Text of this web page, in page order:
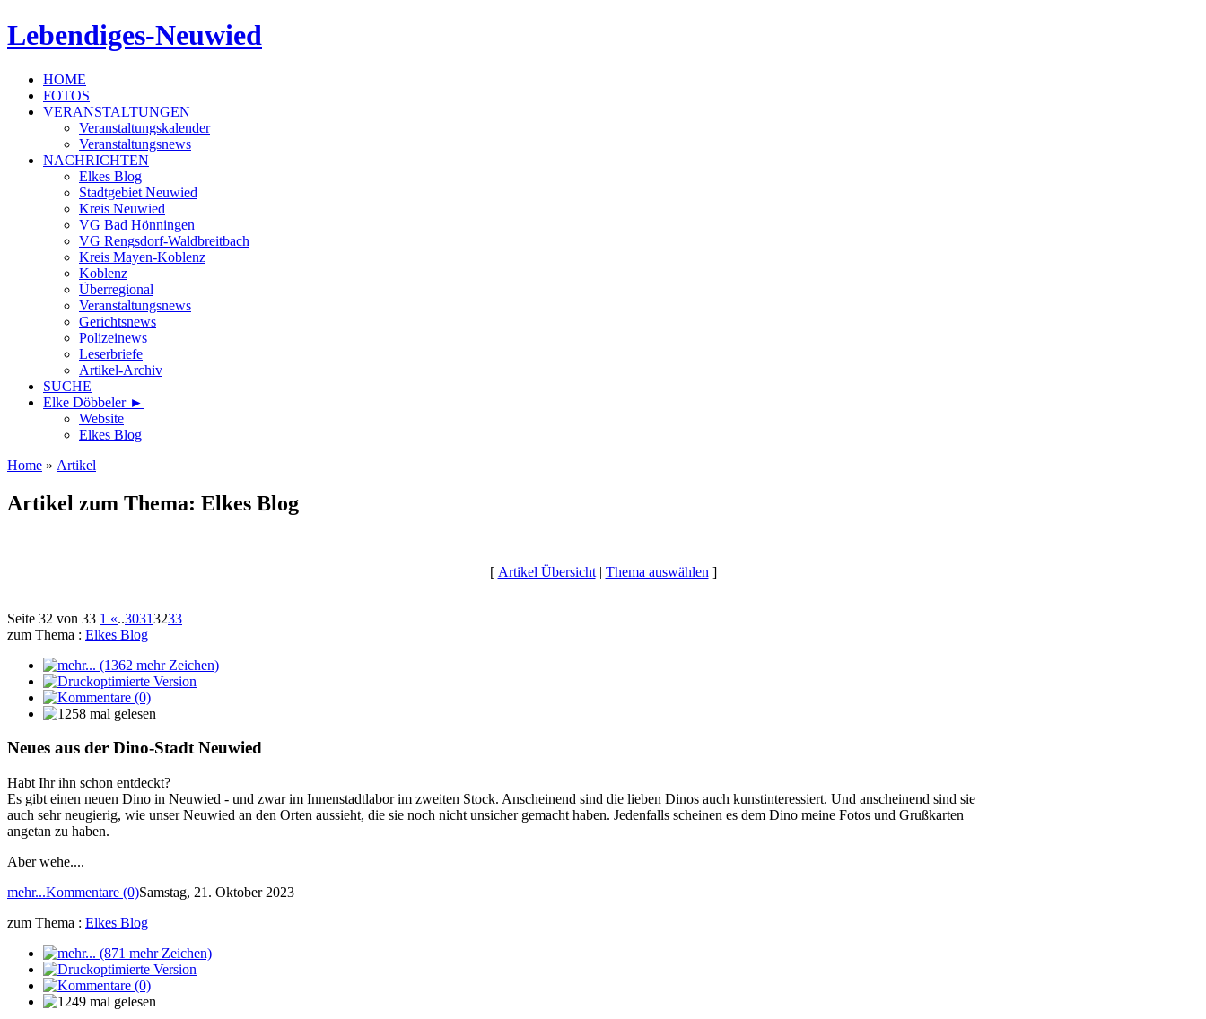
Lebendiges-Neuwied
HOME
FOTOS
VERANSTALTUNGEN
Veranstaltungskalender
Veranstaltungsnews
NACHRICHTEN
Elkes Blog
Stadtgebiet Neuwied
Kreis Neuwied
VG Bad Hönningen
VG Rengsdorf-Waldbreitbach
Kreis Mayen-Koblenz
Koblenz
Überregional
Veranstaltungsnews
Gerichtsnews
Polizeinews
Leserbriefe
Artikel-Archiv
SUCHE
Elke Döbbeler ►
Website
Elkes Blog
Home » Artikel
Artikel zum Thema: Elkes Blog
[ Artikel Übersicht| Thema auswählen ]
Seite 32 von 33 1 «..30313233
zum Thema : Elkes Blog
Neues aus der Dino-Stadt Neuwied
Habt Ihr ihn schon entdeckt?
Es gibt einen neuen Dino in Neuwied - und zwar im Innenstadtlabor im zweiten Stock. Anscheinend sind die lieben Dinos auch kunstinteressiert. Und anscheinend sind sie
auch sehr neugierig, wie unser Neuwied an den Orten aussieht, die sie noch nicht unsicher gemacht haben. Jedenfalls scheinen es dem Dino meine Fotos und Grußkarten
angetan zu haben.
Aber wehe....
mehr...Kommentare (0)Samstag, 21. Oktober 2023
zum Thema : Elkes Blog